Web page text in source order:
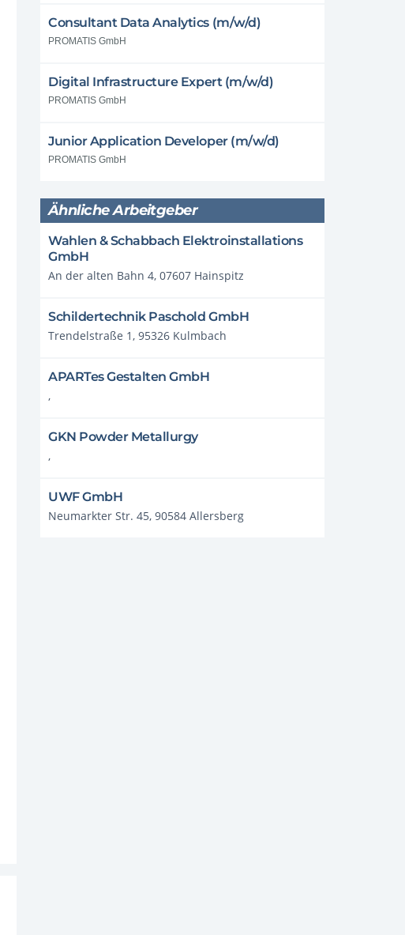
Consultant Data Analytics (m/w/d)
PROMATIS GmbH
Digital Infrastructure Expert (m/w/d)
PROMATIS GmbH
Junior Application Developer (m/w/d)
PROMATIS GmbH
Ähnliche Arbeitgeber
Wahlen & Schabbach Elektroinstallations
GmbH
An der alten Bahn 4, 07607 Hainspitz
Schildertechnik Paschold GmbH
Trendelstraße 1, 95326 Kulmbach
APARTes Gestalten GmbH
,
GKN Powder Metallurgy
,
UWF GmbH
Neumarkter Str. 45, 90584 Allersberg